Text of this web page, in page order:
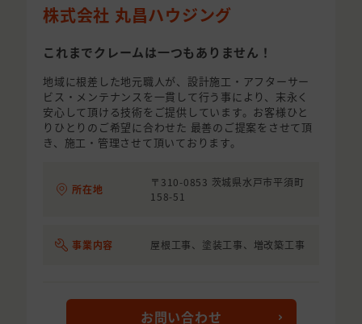
株式会社 丸昌ハウジング
これまでクレームは一つもありません！
地域に根差した地元職人が、設計施工・アフターサー
ビス・メンテナンスを一貫して行う事により、末永く
安心して頂ける技術をご提供しています。お客様ひと
りひとりのご希望に合わせた 最善のご提案をさせて頂
き、施工・管理させて頂いております。
所在地
〒310-0853 茨城県水戸市平須町
158-51
事業内容 屋根工事、塗装工事、増改築工事
お問い合わせ